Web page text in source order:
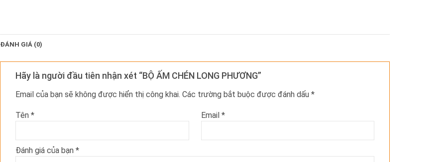
ĐÁNH GIÁ (0)
Hãy là người đầu tiên nhận xét “BỘ ẤM CHÉN LONG PHƯƠNG”
Email của bạn sẽ không được hiển thị công khai. Các trường bắt buộc được đánh dấu *
Tên * Email *
Đánh giá của bạn *